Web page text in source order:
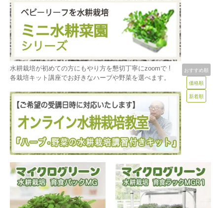
水耕栽培が初めての方にもやり方を懇切丁寧にzoomで !
各栽培キット講座でお好きなハーブや野菜を選べます。
おすすめ順
価格順
新着順